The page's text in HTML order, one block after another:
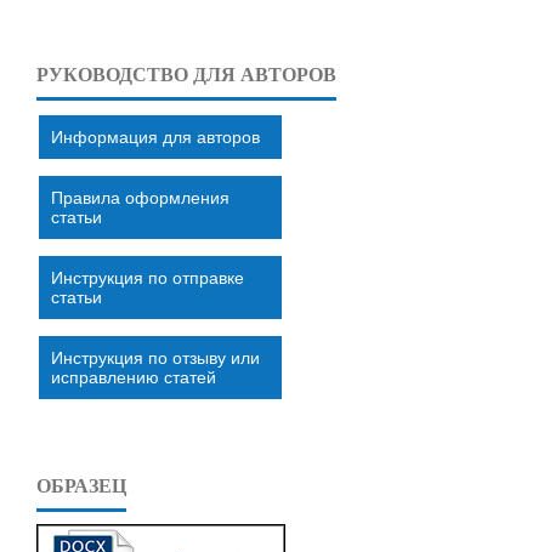
РУКОВОДСТВО ДЛЯ АВТОРОВ
Информация для авторов
Правила оформления
статьи
Инструкция по отправке
статьи
Инструкция по отзыву или
исправлению статей
ОБРАЗЕЦ